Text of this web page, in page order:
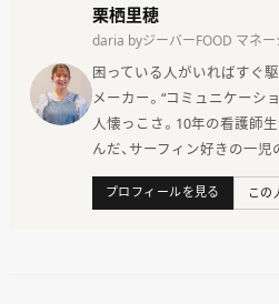
栗栖里穂
daria byジーバーFOOD マネー
困っている人がいればすぐ
メーカー。“コミュニケーシ
人懐っこさ。10年の看護師
んだ、サーフィン好きの一児
プロフィールを見る この